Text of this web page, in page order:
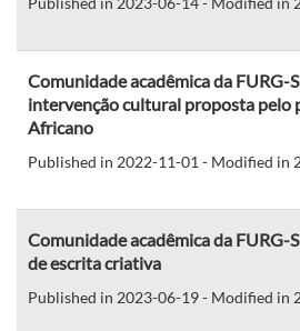
Comunidade acadêmica da FURG-
intervenção cultural proposta pelo
Africano
Published in 2022-11-01 - Modified in
Comunidade acadêmica da FURG-
de escrita criativa
Published in 2023-06-19 - Modified in